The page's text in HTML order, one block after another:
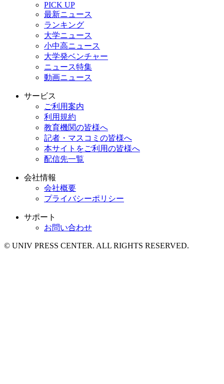
PICK UP
最新ニュース
ランキング
大学ニュース
小中高ニュース
大学発ベンチャー
ニュース特集
動画ニュース
サービス
ご利用案内
利用規約
教育機関の皆様へ
記者・マスコミの皆様へ
本サイトをご利用の皆様へ
配信先一覧
会社情報
会社概要
プライバシーポリシー
サポート
お問い合わせ
© UNIV PRESS CENTER. ALL RIGHTS RESERVED.